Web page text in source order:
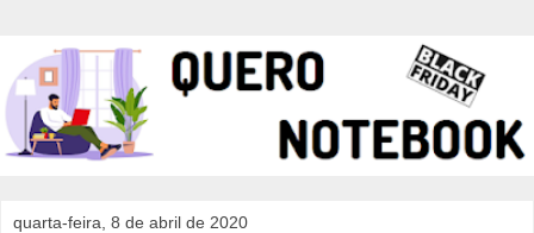
quarta-feira, 8 de abril de 2020